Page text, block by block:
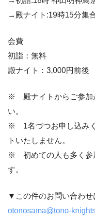
→殿ナイト:19時15分集
会費
初詣：無料
殿ナイト：3,000円前後
※ 殿ナイトからご参加
い。
※ 1名づつお申し込み
トいたしません。
※ 初めての人も多く参
す。
▼この件のお問い合わせ
otonosama@tono-